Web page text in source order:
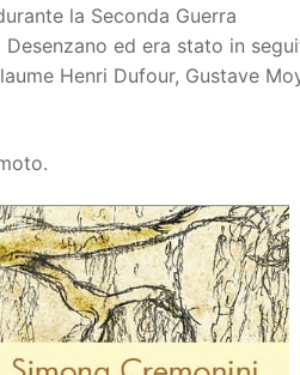
la Seconda Guerra
ed era stato in
Henri Dufour, Gustave